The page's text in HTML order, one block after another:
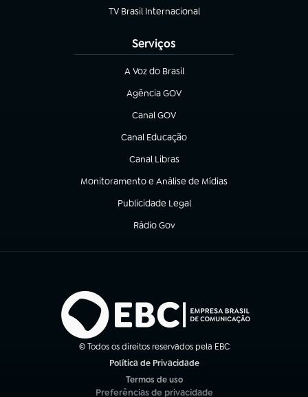
TV Brasil Internacional
(abre em nova aba)
Serviços
A Voz do Brasil
(abre em nova aba)
Agência GOV
(abre em nova aba)
Canal GOV
(abre em nova aba)
Canal Educação
(abre em nova aba)
Canal Libras
(abre em nova aba)
Monitoramento e Análise de Mídias
(abre em nova aba)
Publicidade Legal
(abre em nova aba)
Rádio Gov
(abre em nova aba)
© Todos os direitos reservados pela EBC
Política de Privacidade
Termos de uso
(abre em nova aba)
Preferências de privacidade